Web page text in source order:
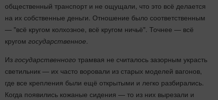
общественный транспорт и не ощущали, что это всё делается
на их собственные деньги. Отношение было соответственным
— "всё кругом колхозное, всё кругом ничьё". Точнее — всё
кругом государственное.
Из государственного трамвая не считалось зазорным украсть
светильник — их часто воровали из старых моделей вагонов,
где все крепления были ещё открытыми и легко разбирались.
Когда появились кожаные сидения — то из них вырезали и